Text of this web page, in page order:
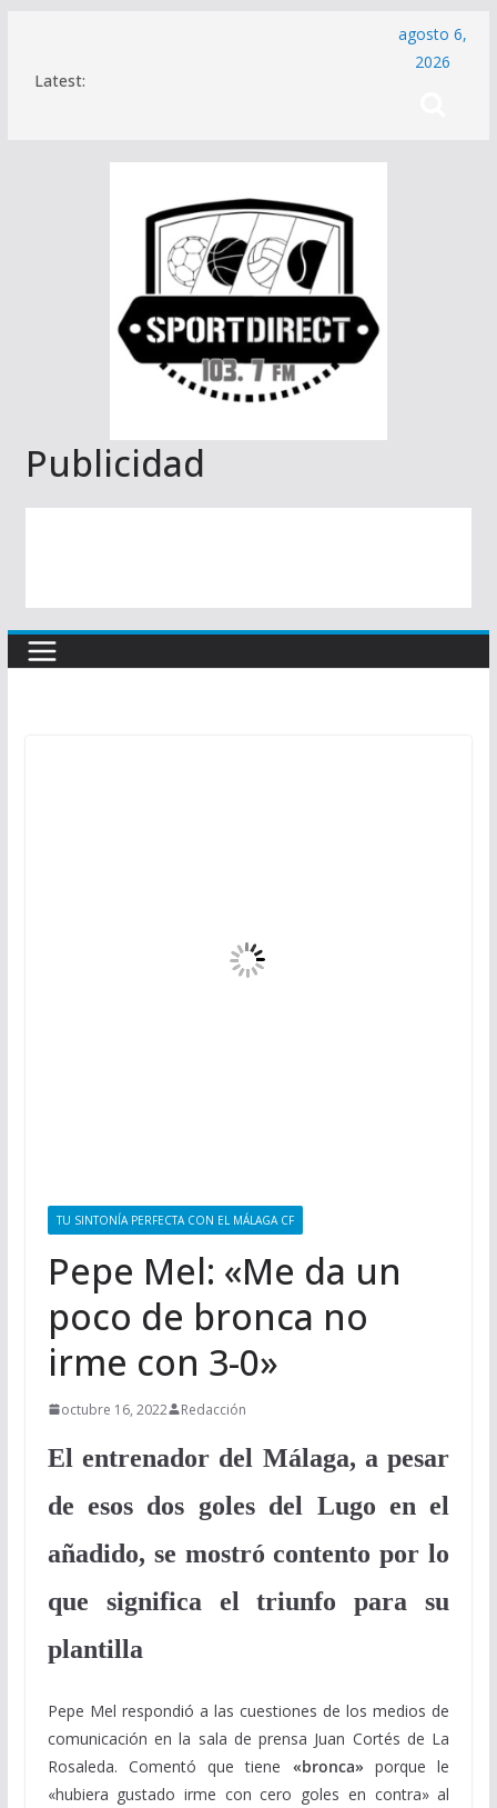
contenido
Latest:
agosto 6,
2026
Publicidad
TU SINTONÍA PERFECTA CON EL MÁLAGA CF
Pepe Mel: «Me da un
poco de bronca no
irme con 3-0»
octubre 16, 2022 Redacción
El entrenador del Málaga, a pesar
de esos dos goles del Lugo en el
añadido, se mostró contento por lo
que significa el triunfo para su
plantilla
Pepe Mel respondió a las cuestiones de los medios de
comunicación en la sala de prensa Juan Cortés de La
Rosaleda. Comentó que tiene «bronca» porque le
«hubiera gustado irme con cero goles en contra» al